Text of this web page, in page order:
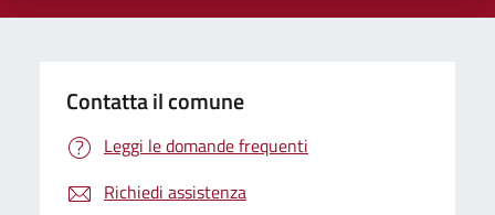
Contatta il comune
Leggi le domande frequenti
Richiedi assistenza